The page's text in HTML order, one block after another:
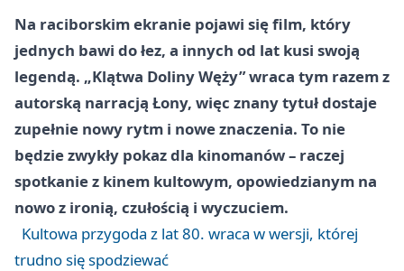
Na raciborskim ekranie pojawi się film, który
jednych bawi do łez, a innych od lat kusi swoją
legendą. „Klątwa Doliny Węży” wraca tym razem z
autorską narracją Łony, więc znany tytuł dostaje
zupełnie nowy rytm i nowe znaczenia. To nie
będzie zwykły pokaz dla kinomanów – raczej
spotkanie z kinem kultowym, opowiedzianym na
nowo z ironią, czułością i wyczuciem.
Kultowa przygoda z lat 80. wraca w wersji, której
trudno się spodziewać